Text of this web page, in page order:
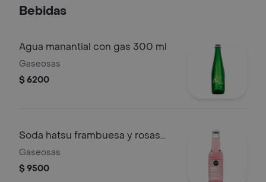
Bebidas
Agua manantial con gas 300 ml
Gaseosas
$ 6200
Soda hatsu frambuesa y rosas
300 ml
Gaseosas
$ 9500